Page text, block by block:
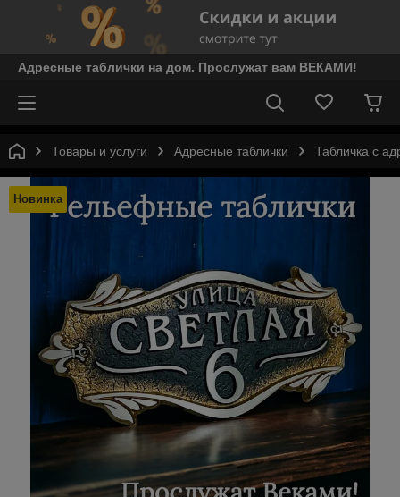
Адресные таблички на дом. Прослужат вам ВЕКАМИ!
Товары и услуги Адресные таблички Табличка с
Новинка